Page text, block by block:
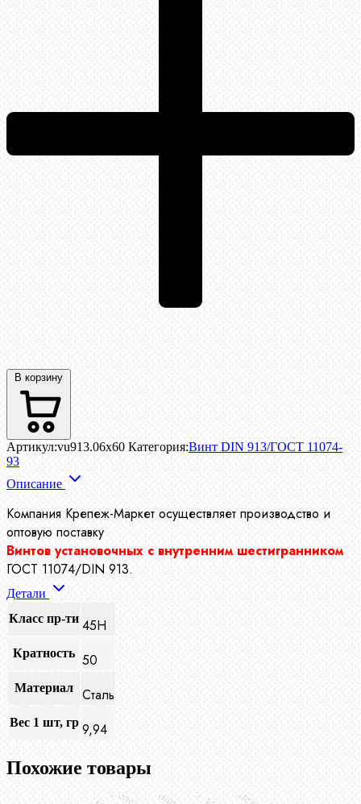
В корзину
Артикул:vu913.06x60 Категория:Винт DIN 913/ГОСТ 11074-
93
Описание
Компания Крепеж-Маркет осуществляет производство и
оптовую поставку
Винтов установочных с внутренним шестигранником
ГОСТ 11074/DIN 913.
Детали
Класс пр-ти 45H
Кратность 50
Материал Сталь
Вес 1 шт, гр 9,94
Похожие товары